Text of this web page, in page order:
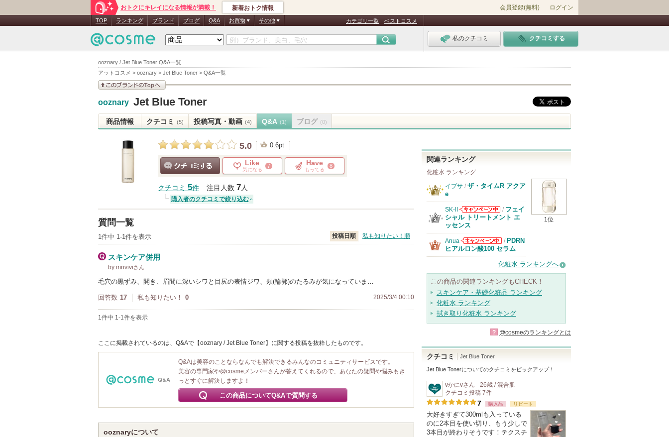
ooznary / Jet Blue Toner Q&A一覧
アットコスメ > ooznary > Jet Blue Toner > Q&A一覧
おトクにキレイになる情報が満載！ 新着おトク情報 会員登録(無料) ログイン
TOP ランキング ブランド ブログ Q&A お買物 その他 カテゴリ一覧 ベストコスメ
私のクチコミ クチコミする
このブランドの情報を
ooznary Jet Blue Toner
商品情報 クチコミ (5) 投稿写真・動画 (4) Q&A (1) ブログ (0)
5.0 0.6pt
Like
気になる
7 Have
もってる
8
クチコミ 5件 注目人数 7人
購入者のクチコミで絞り込む
質問一覧
1件中 1-1件を表示 投稿日順 私も知りたい！順
スキンケア併用
by mnviviさん
毛穴の黒ずみ、開き、眉間に深いシワと目尻の表情ジワ、頬(輪郭)のたるみが気になっていま…
回答数 17 私も知りたい！ 0 2025/3/4 00:10
1件中 1-1件を表示
ここに掲載されているのは、Q&Aで【ooznary / Jet Blue Toner】に関する投稿を抜粋したものです。
Q&Aは美容のことならなんでも解決できるみんなのコミュニティサービスです。
美容の専門家や@cosmeメンバーさんが答えてくれるので、あなたの疑問や悩みもき
っとすぐに解決しますよ！
この商品についてQ&Aで質問する
ooznaryについて
関連ランキング
化粧水 ランキング
1位
イプサ / ザ・タイムR アクア
e
SK-II
SK-IIからのお
知らせがありま
/ フェイ
シャル トリートメント エ
ッセンス
Anua
Anuaからのお
知らせがありま
/ PDRN
ヒアルロン酸100 セラム
化粧水 ランキングへ
この商品の関連ランキングもCHECK！
スキンケア・基礎化粧品 ランキング
化粧水 ランキング
拭き取り化粧水 ランキング
? @cosmeのランキングとは
クチコミ Jet Blue Toner
Jet Blue Tonerについてのクチコミをピックアップ！
vかにvさん
26歳 / 混合肌
クチコミ投稿 7件
7 購入品 リピート
大好きすぎて300mlも入っている
のに2本目を使い切り、もう少しで
3本目が終わりそうです！テクスチ